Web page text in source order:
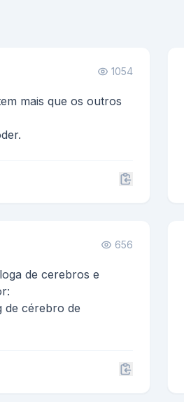
1054
mais que os outros
656
de cerebros e
de cérebro de